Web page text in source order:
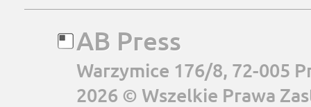
AB Press
Warzymice 176/8, 72-005
2026 © Wszelkie Prawa